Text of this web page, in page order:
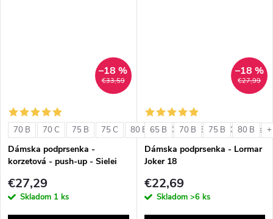
€33,59
–18 %
70 B 70 C 75 B 75 C 80 B 80 C 85 B 85 C +
Dámska podprsenka -
korzetová - push-up - Sielei
€27,29
Skladom 1 ks
€27,99
–18 %
65 B 70 B 75 B 80 B
Dámska podprsenka - Lormar
Joker 18
€22,69
Skladom >6 ks